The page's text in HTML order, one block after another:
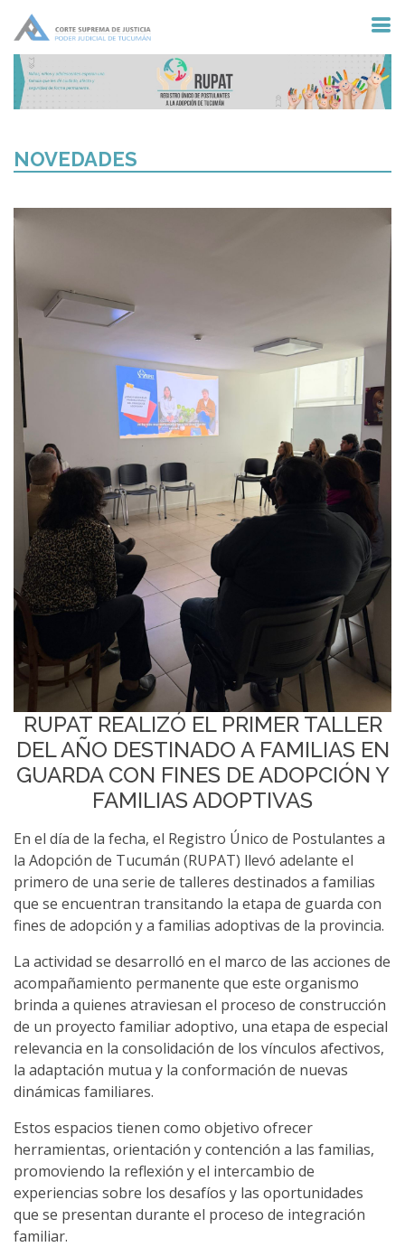
NOVEDADES
RUPAT REALIZÓ EL PRIMER TALLER
DEL AÑO DESTINADO A FAMILIAS EN
GUARDA CON FINES DE ADOPCIÓN Y
FAMILIAS ADOPTIVAS
En el día de la fecha, el Registro Único de Postulantes a
la Adopción de Tucumán (RUPAT) llevó adelante el
primero de una serie de talleres destinados a familias
que se encuentran transitando la etapa de guarda con
fines de adopción y a familias adoptivas de la provincia.
La actividad se desarrolló en el marco de las acciones de
acompañamiento permanente que este organismo
brinda a quienes atraviesan el proceso de construcción
de un proyecto familiar adoptivo, una etapa de especial
relevancia en la consolidación de los vínculos afectivos,
la adaptación mutua y la conformación de nuevas
dinámicas familiares.
Estos espacios tienen como objetivo ofrecer
herramientas, orientación y contención a las familias,
promoviendo la reflexión y el intercambio de
experiencias sobre los desafíos y las oportunidades
que se presentan durante el proceso de integración
familiar.